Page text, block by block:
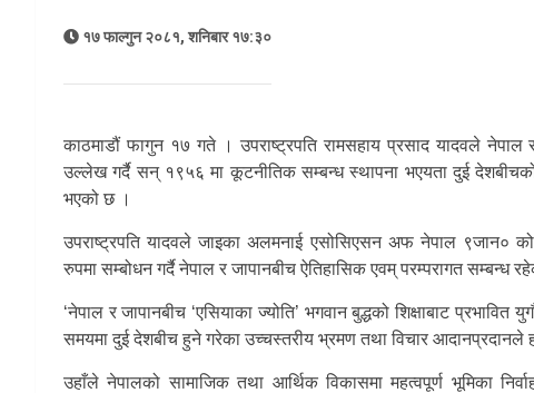
१७ फाल्गुन २०८१, शनिबार १७:३०
काठमाडौं फागुन १७ गते । उपराष्ट्रपति रामसहाय प्रसाद यादवले
उल्लेख गर्दै सन् १९५६ मा कूटनीतिक सम्बन्ध स्थापना भएयता दुई
भएको छ ।
उपराष्ट्रपति यादवले जाइका अलमनाई एसोसिएसन अफ नेपाल ९जान० को
रुपमा सम्बोधन गर्दै नेपाल र जापानबीच ऐतिहासिक एवम् परम्परागत सम्बन्ध
‘नेपाल र जापानबीच ‘एसियाका ज्योति’ भगवान बुद्धको शिक्षाबाट
समयमा दुई देशबीच हुने गरेका उच्चस्तरीय भ्रमण तथा विचार आदानप्रदानले
उहाँले नेपालको सामाजिक तथा आर्थिक विकासमा महत्वपूर्ण भूमिका